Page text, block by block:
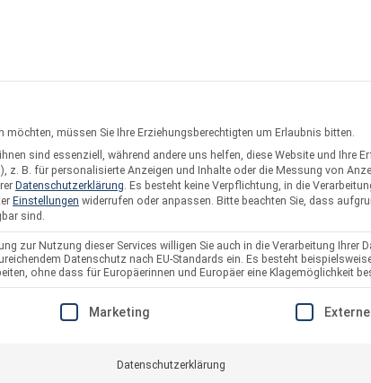
Solarzaun & Fassade Unterkonstruktion
Montageset
müssen Sie Ihre Erziehungsberechtigten um Erlaubnis bitten.
sind essenziell, während andere uns helfen, diese Website und Ihre
z. B. für personalisierte Anzeigen und Inhalte oder die Messung von
Datenschutzerklärung. Es besteht keine Verpflichtung, in die
Einstellungen widerrufen oder anpassen. Bitte beachten Sie, dass
sind.
zur Nutzung dieser Services willigen Sie auch in die Verarbeitung Ihrer
Datenschutz nach EU-Standards ein. Es besteht
ohne dass für Europäerinnen und Europäer eine Klagemöglichkeit
ERTEILT WERDEN KANN. DIE ERSTE
Marketing
Datenschutzerklärung